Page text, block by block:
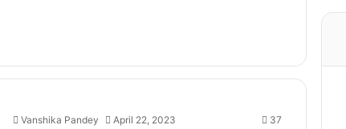
Vanshika Pandey April 22, 2023 37